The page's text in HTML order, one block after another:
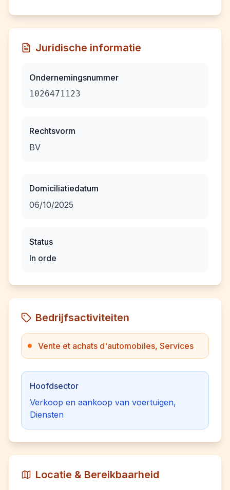
Juridische informatie
Ondernemingsnummer
1026471123
Rechtsvorm
BV
Domiciliatiedatum
06/10/2025
Status
In orde
Bedrijfsactiviteiten
Vente et achats d'automobiles, Services
Hoofdsector
Verkoop en aankoop van voertuigen,
Diensten
Locatie & Bereikbaarheid